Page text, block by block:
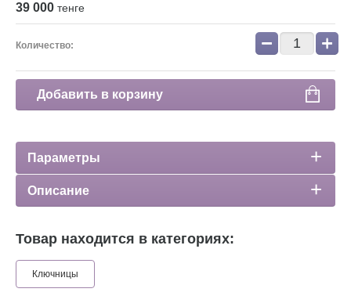
39 000 тенге
Количество: − +
Добавить в корзину
Параметры
Описание
Товар находится в категориях:
Ключницы